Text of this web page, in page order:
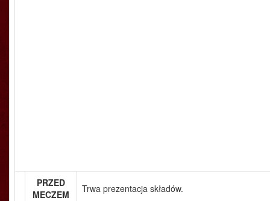
PRZED
MECZEM
Trwa prezentacja składów.